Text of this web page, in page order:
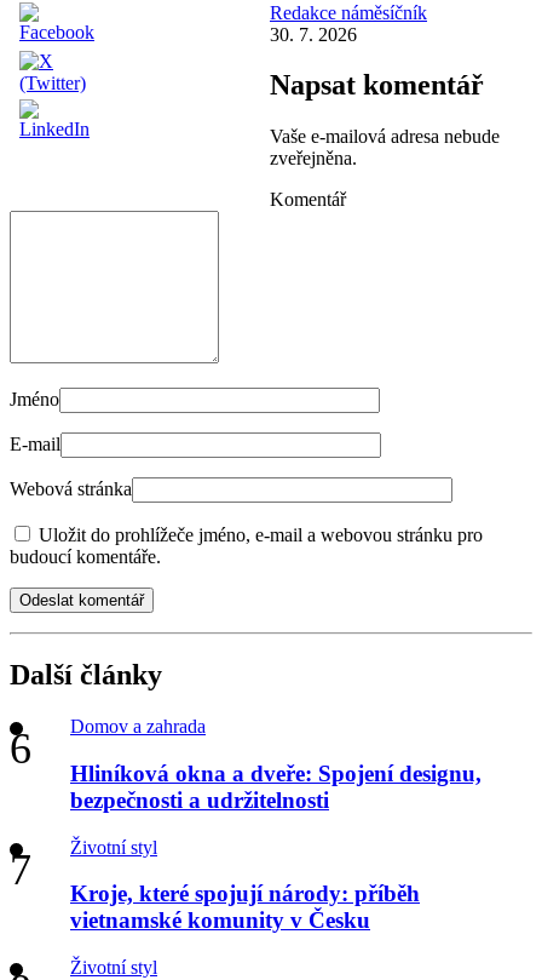
Redakce náměsíčník
30. 7. 2026
Napsat komentář
Vaše e-mailová adresa nebude
zveřejněna.
Komentář
Jméno
E-mail
Webová stránka
Uložit do prohlížeče jméno, e-mail a webovou stránku pro
budoucí komentáře.
Odeslat komentář
Další články
Domov a zahrada
Hliníková okna a dveře: Spojení designu,
bezpečnosti a udržitelnosti
Životní styl
Kroje, které spojují národy: příběh
vietnamské komunity v Česku
Životní styl